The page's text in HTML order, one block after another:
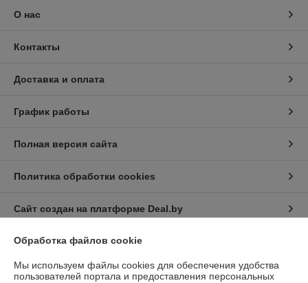
О нас
Контакты
Доставка и оплата
График работы
Полная версия сайта
Политика обработки cookies
Сайт создан на платформе Deal.by
Юридическое лицо:Общество с ограниченной ответственностью
Обработка файлов cookie
Мы используем файлы cookies для обеспечения удобства
пользователей портала и предоставления персональных